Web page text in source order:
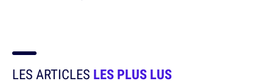
LES ARTICLES LES PLUS LUS